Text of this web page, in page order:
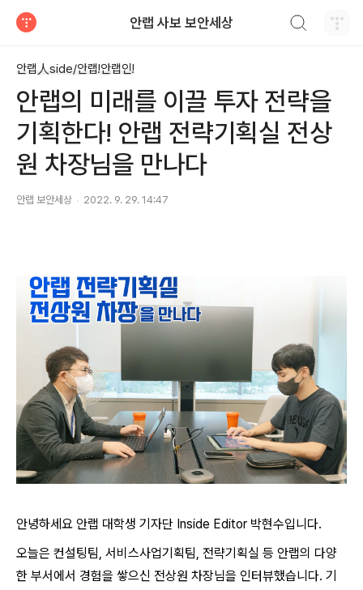
안랩 사보 보안세상
안랩人side/안랩!안랩인!
안랩의 미래를 이끌 투자 전략을
기획한다! 안랩 전략기획실 전상
원 차장님을 만나다
안랩 보안세상 2022. 9. 29. 14:47
안녕하세요 안랩 대학생 기자단 Inside Editor 박현수입니다.
오늘은 컨설팅팀, 서비스사업기획팀, 전략기획실 등 안랩의 다양
한 부서에서 경험을 쌓으신 전상원 차장님을 인터뷰했습니다. 기